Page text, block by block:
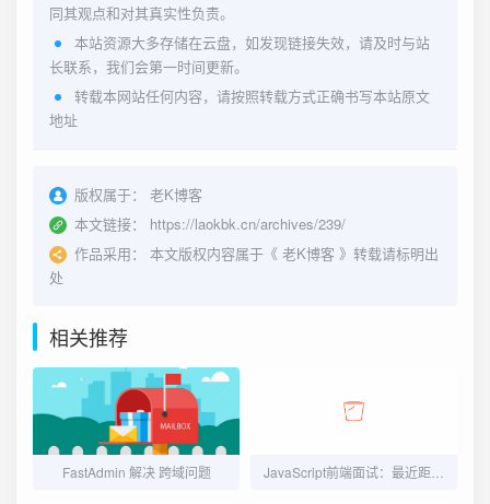
同其观点和对其真实性负责。
本站资源大多存储在云盘，如发现链接失效，请及时与站
长联系，我们会第一时间更新。
转载本网站任何内容，请按照转载方式正确书写本站原文
地址
版权属于：
老K博客
本文链接：
https://laokbk.cn/archives/239/
作品采用：
本文版权内容属于《 老K博客 》转载请标明出
处
相关推荐
FastAdmin 解决 跨域问题